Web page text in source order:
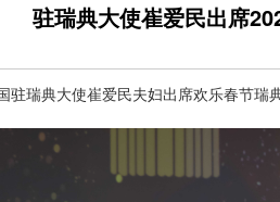
驻瑞典大使崔爱民出席
驻瑞典大使崔爱民夫妇出席欢乐春节